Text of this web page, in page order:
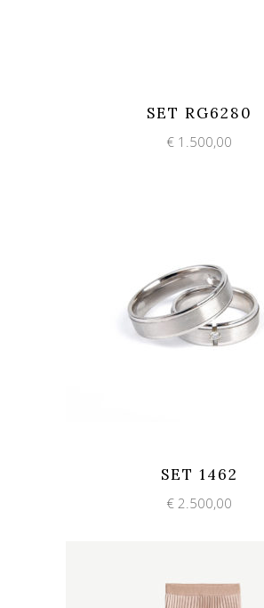
SET RG6280
€ 1.500,00
SET 1462
€ 2.500,00